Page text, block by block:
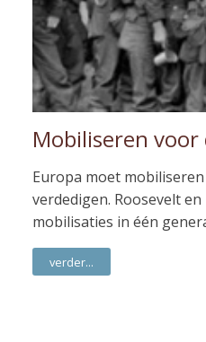
Mobiliseren
Europa moet
verdedigen. Roosevelt
mobilisaties in één
verder...